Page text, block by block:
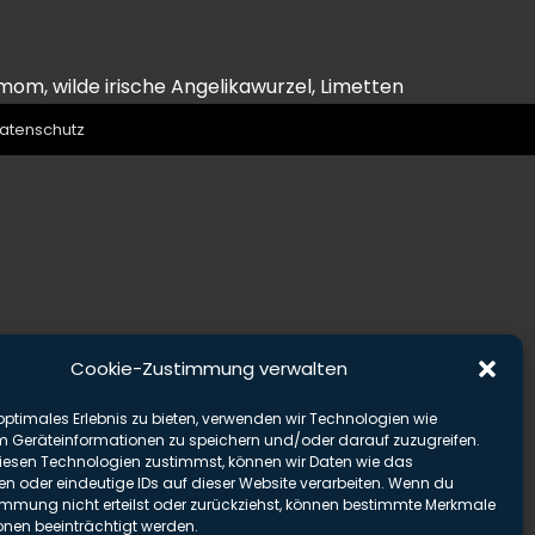
Cookie-Zustimmung verwalten
Erlebnis zu bieten, verwenden wir Technologien wie
Geräteinformationen zu speichern und/oder darauf zuzugreifen.
Technologien zustimmst, können wir Daten wie das
oder eindeutige IDs auf dieser Website verarbeiten. Wenn du
nicht erteilst oder zurückziehst, können bestimmte Merkmale
beeinträchtigt werden.
wilde irische Angelikawurzel, Limetten